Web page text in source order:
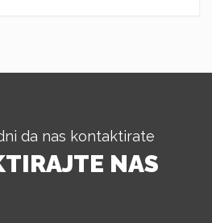
da nas kontaktirate
NAS